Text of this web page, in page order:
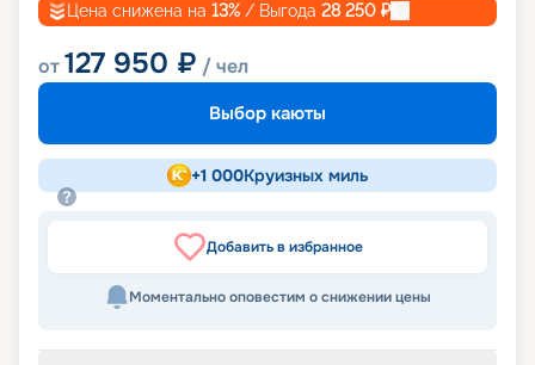
Цена снижена на 13% / Выгода 28 250 ₽
от127 950 ₽ / чел
Выбор каюты
+1 000Круизных миль
Добавить в избранное
Моментально оповестим о снижении цены